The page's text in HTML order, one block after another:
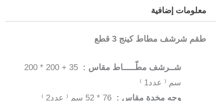
سالرينو
200*200
معلومات إضافية
طقم شرشف مطاط كينج 3 قطع
شــرشف مطّـــــاط مقاس :
35 + 200 * 200
سم ⁽ عدد1 ⁾
وجه مخدة مقاس :